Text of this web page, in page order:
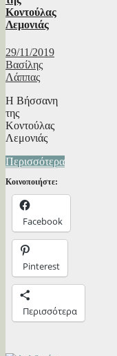
Κοντούλας
Λεμονιάς
29/11/2019
Βασίλης
Λάππας
Η Βήσσανη
της
Κοντούλας
Λεμονιάς
Περισσότερα
Κοινοποιήστε:
Facebook
Pinterest
Περισσότερα